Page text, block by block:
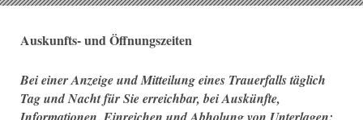
Auskunfts- und Öffnungszeiten
Bei einer Anzeige und Mitteilung eines Trauerfalls täglich
Tag und Nacht für Sie erreichbar, bei Auskünfte,